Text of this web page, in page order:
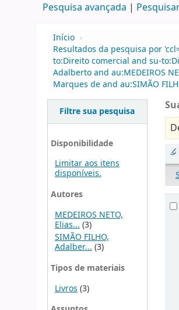
Pesquisa avançada
Início ›
Resultados da pesquisa por
to:Direito comercial and su-
Adalberto and au:MEDEIROS
Marques de and au:SIMÃO
Filtre sua pesquisa
Disponibilidade
Limitar aos itens
disponíveis.
Autores
MEDEIROS NETO,
Elias... (3)
SIMÃO FILHO,
Adalber...(3)
Tipos de materiais
Livros (3)